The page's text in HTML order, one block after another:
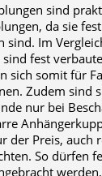
sind
da sie
sind. Im
fest
sich somit für
Zudem sind
nur bei
der Preis, auch
So dürfen